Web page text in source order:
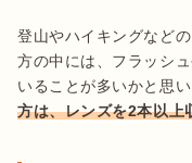
登山やハイキングなど
方の中には、フラッシ
いることが多いかと思い
方は、レンズを2本以上